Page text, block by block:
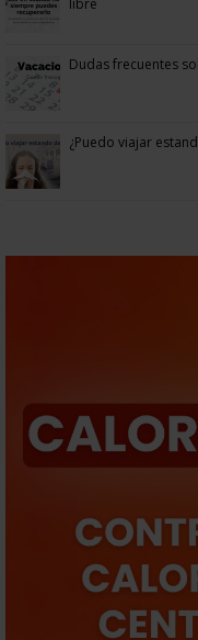
libre
Dudas frecuentes
¿Puedo viajar